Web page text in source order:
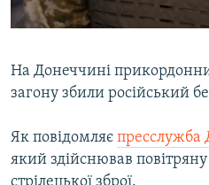
ПОДКАСТИ
КРИМ РЕАЛІЇ
РУС
КТАТ
На Донеччині
загону збили російський
Як повідомляє пресслужба
який здійснював повітряну